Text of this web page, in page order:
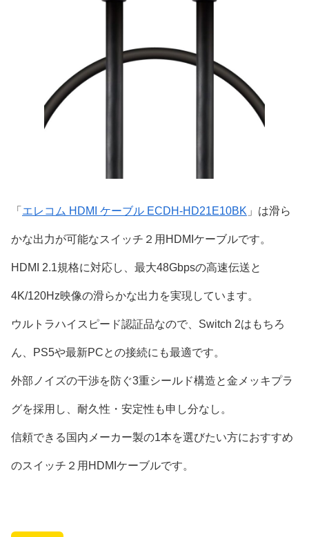
「 エレコム HDMI ケーブル ECDH-HD21E10BK 」は滑ら
かな出力が可能なスイッチ２用HDMIケーブルです。
HDMI 2.1規格に対応し、最大48Gbpsの高速伝送と
4K/120Hz映像の滑らかな出力を実現しています。
ウルトラハイスピード認証品なので、Switch 2はもちろ
ん、PS5や最新PCとの接続にも最適です。
外部ノイズの干渉を防ぐ3重シールド構造と金メッキプラ
グを採用し、耐久性・安定性も申し分なし。
信頼できる国内メーカー製の1本を選びたい方におすすめ
のスイッチ２用HDMIケーブルです。